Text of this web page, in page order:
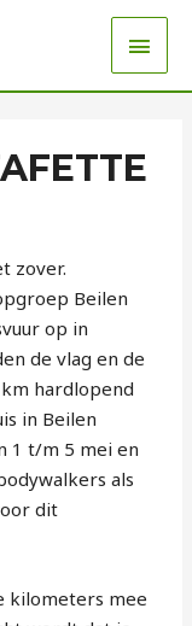
zover.
Beilen
op in
de vlag en de
hardlopend
in Beilen
1 t/m 5 mei en
als
dit
kilometers mee